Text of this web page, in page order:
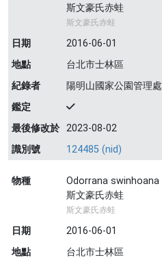
斯文豪氏赤蛙
斯文豪氏赤蛙
日期
2016-06-01
地點
台北市士林區
紀錄者
陽明山國家公園管理處
鑑定
最後修改於 2023-08-02
識別號
124485 (nid)
物種
Odorrana swinhoana
斯文豪氏赤蛙
斯文豪氏赤蛙
日期
2016-06-01
地點
台北市士林區